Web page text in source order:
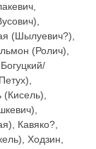
(Шылуевич?),
(Ролич),
Кавяко?,
Ходзин,